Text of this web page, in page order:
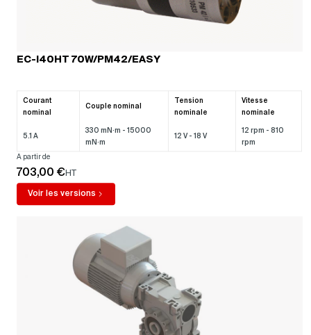
EC-i40HT 70W/PM42/EASY
Courant
nominal
Couple nominal
Tension
nominale
Vitesse
nominale
5.1 A
330 mN·m - 15000
mN·m
12 V - 18 V
12 rpm - 810
rpm
A partir de
703,00 €HT
Voir les versions
Vendredi
Une gamme complète de
motoréducteurs à courant
continu (DC)
Les motoréducteurs à courant continu (DC) proposés par